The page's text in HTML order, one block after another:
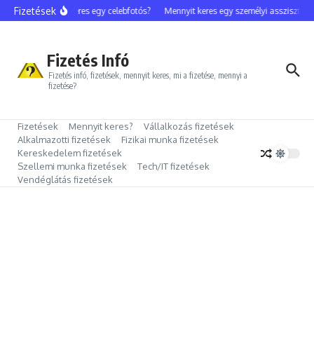
Ugrás a tartalomhoz
Fizetések
Mennyit keres egy celebfotós? Mennyit keres egy személyi asszisztens?
Fizetés Infó
Fizetés infó, fizetések, mennyit keres, mi a fizetése, mennyi a
fizetése?
Fizetések Mennyit keres?
Vállalkozás fizetések
Alkalmazotti fizetések
Fizikai munka fizetések
Kereskedelem fizetések
Szellemi munka fizetések
Tech/IT fizetések
Vendéglátás fizetések